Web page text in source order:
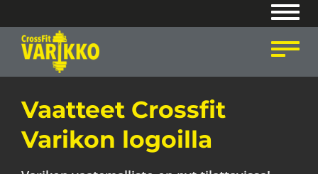
Vaatteet Crossfit
Varikon logoilla